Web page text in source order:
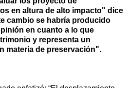
en altura de alto impacto" dice
cambio se habría producido
en cuanto a lo que
y representa un
materia de preservación".